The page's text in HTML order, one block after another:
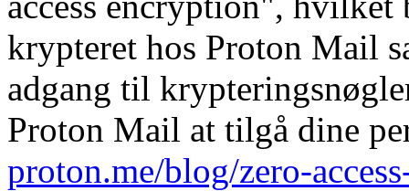
krypteret hos Proton Mail
adgang til
Proton Mail at tilgå dine
proton.me/blog/zero-